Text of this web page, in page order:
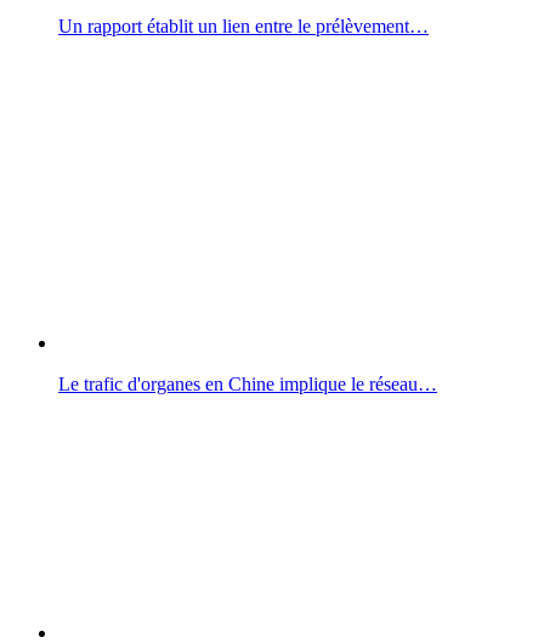
Un rapport établit un lien entre le prélèvement…
Le trafic d'organes en Chine implique le réseau…